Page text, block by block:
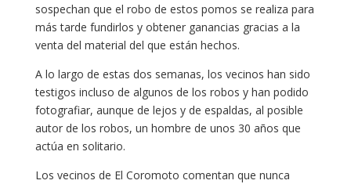
sospechan que el robo de estos pomos se realiza para
más tarde fundirlos y obtener ganancias gracias a la
venta del material del que están hechos.
A lo largo de estas dos semanas, los vecinos han sido
testigos incluso de algunos de los robos y han podido
fotografiar, aunque de lejos y de espaldas, al posible
autor de los robos, un hombre de unos 30 años que
actúa en solitario.
Los vecinos de El Coromoto comentan que nunca